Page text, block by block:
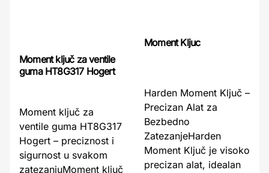
Moment ključ za ventile
guma HT8G317 Hogert
Moment ključ za
ventile guma HT8G317
Hogert – preciznost i
sigurnost u svakom
zatezanjuMoment ključ
Moment Kljuc
Harden Moment Ključ –
Precizan Alat za
Bezbedno
ZatezanjeHarden
Moment Ključ je visoko
precizan alat, idealan